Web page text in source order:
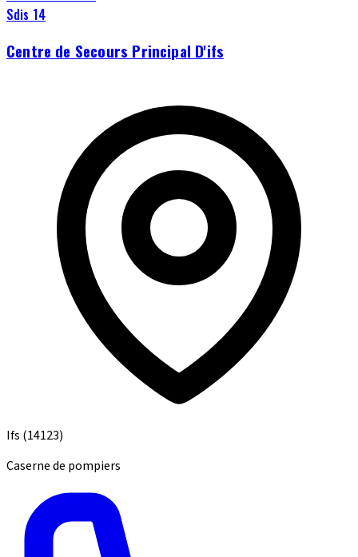
Sdis 14
Centre de Secours Principal D'ifs
Ifs (14123)
Caserne de pompiers